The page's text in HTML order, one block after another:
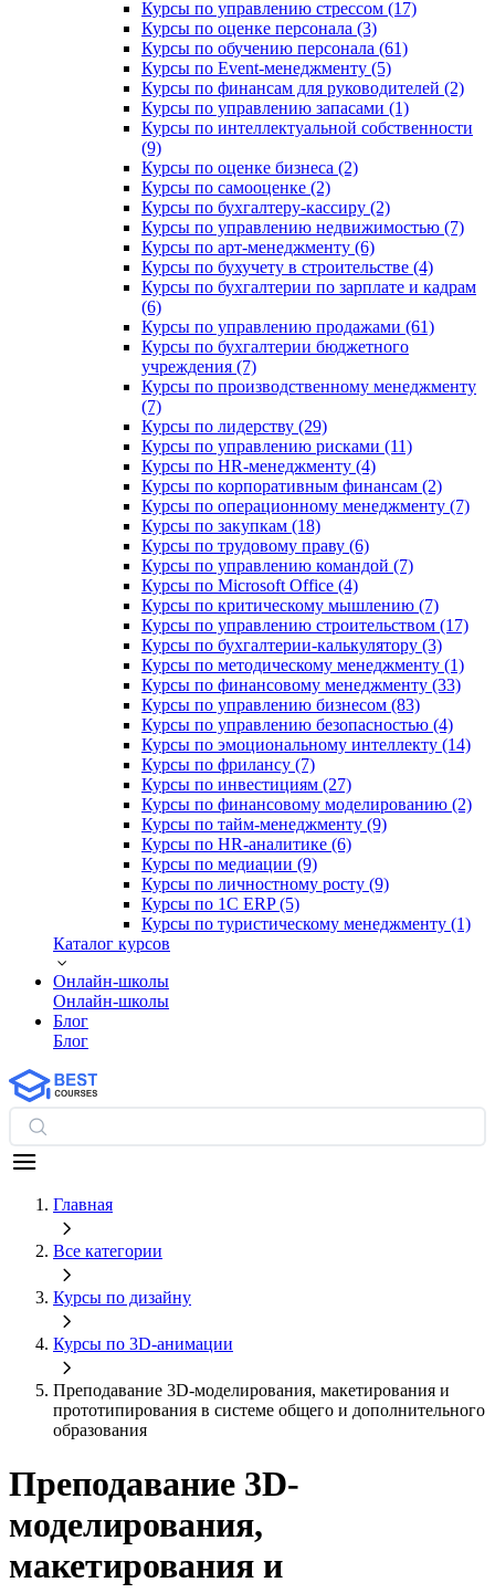
Курсы по управлению стрессом (17)
Курсы по оценке персонала (3)
Курсы по обучению персонала (61)
Курсы по Event-менеджменту (5)
Курсы по финансам для руководителей (2)
Курсы по управлению запасами (1)
Курсы по интеллектуальной собственности
(9)
Курсы по оценке бизнеса (2)
Курсы по самооценке (2)
Курсы по бухгалтеру-кассиру (2)
Курсы по управлению недвижимостью (7)
Курсы по арт-менеджменту (6)
Курсы по бухучету в строительстве (4)
Курсы по бухгалтерии по зарплате и кадрам
(6)
Курсы по управлению продажами (61)
Курсы по бухгалтерии бюджетного
учреждения (7)
Курсы по производственному менеджменту
(7)
Курсы по лидерству (29)
Курсы по управлению рисками (11)
Курсы по HR-менеджменту (4)
Курсы по корпоративным финансам (2)
Курсы по операционному менеджменту (7)
Курсы по закупкам (18)
Курсы по трудовому праву (6)
Курсы по управлению командой (7)
Курсы по Microsoft Office (4)
Курсы по критическому мышлению (7)
Курсы по управлению строительством (17)
Курсы по бухгалтерии-калькулятору (3)
Курсы по методическому менеджменту (1)
Курсы по финансовому менеджменту (33)
Курсы по управлению бизнесом (83)
Курсы по управлению безопасностью (4)
Курсы по эмоциональному интеллекту (14)
Курсы по фрилансу (7)
Курсы по инвестициям (27)
Курсы по финансовому моделированию (2)
Курсы по тайм-менеджменту (9)
Курсы по HR-аналитике (6)
Курсы по медиации (9)
Курсы по личностному росту (9)
Курсы по 1С ERP (5)
Курсы по туристическому менеджменту (1)
Каталог курсов
Онлайн-школы
Онлайн-школы
Блог
Блог
Главная
Все категории
Курсы по дизайну
Курсы по 3D‑анимации
Преподавание 3D-моделирования, макетирования и
прототипирования в системе общего и дополнительного
образования
Преподавание 3D-
моделирования,
макетирования и